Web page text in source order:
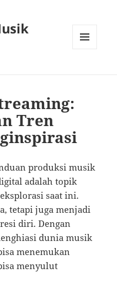
Tren
produksi musik
adalah topik
saat ini.
tetapi juga menjadi
diri. Dengan
dunia musik
menemukan
menyulut